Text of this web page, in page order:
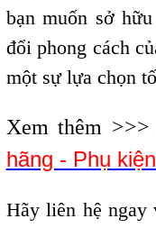
bạn muốn sở
đổi phong cách
một sự lựa chọn
Xem thêm >>>
hãng - Phụ
Hãy liên hệ ngay